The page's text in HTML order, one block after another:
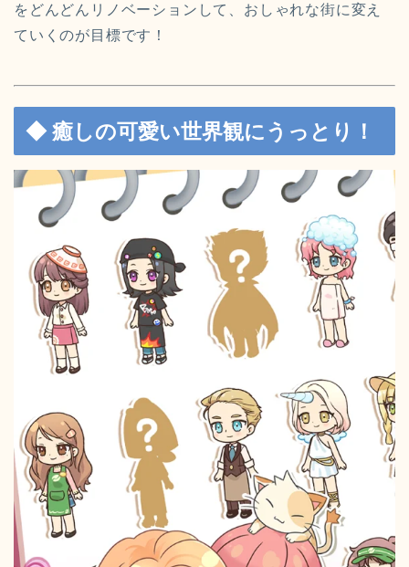
をどんどんリノベーションして、おしゃれな街に変え
ていくのが目標です！
◆ 癒しの可愛い世界観にうっとり！